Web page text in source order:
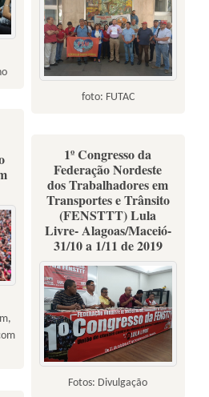
foto: FUTAC
1º Congresso da
Federação Nordeste
dos Trabalhadores em
Transportes e Trânsito
(FENSTTT) Lula
Livre- Alagoas/Maceió-
31/10 a 1/11 de 2019
Fotos: Divulgação